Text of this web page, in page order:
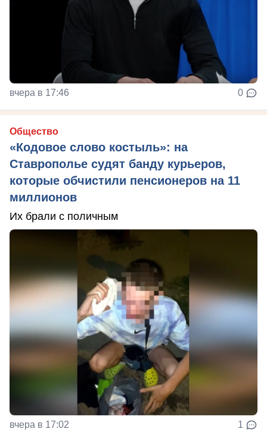
вчера в 17:46 0
Общество
«Кодовое слово костыль»: на
Ставрополье судят банду курьеров,
которые обчистили пенсионеров на 11
миллионов
Их брали с поличным
вчера в 17:02 1